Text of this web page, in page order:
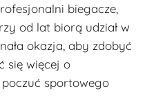
biegacze,
od lat biorą udział w
okazja, aby zdobyć
się więcej o
sportowego